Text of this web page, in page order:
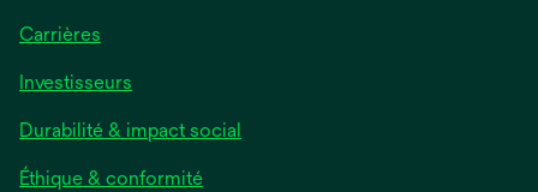
Carrières
Investisseurs
Durabilité & impact social
Éthique & conformité